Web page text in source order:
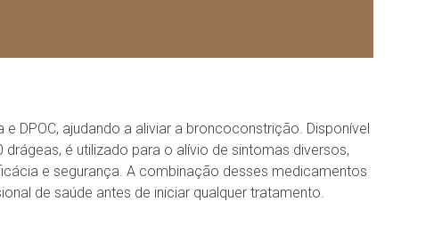
DPOC, ajudando a aliviar a broncoconstrição. Disponível
é utilizado para o alívio de sintomas diversos,
e segurança. A combinação desses medicamentos
de saúde antes de iniciar qualquer tratamento.